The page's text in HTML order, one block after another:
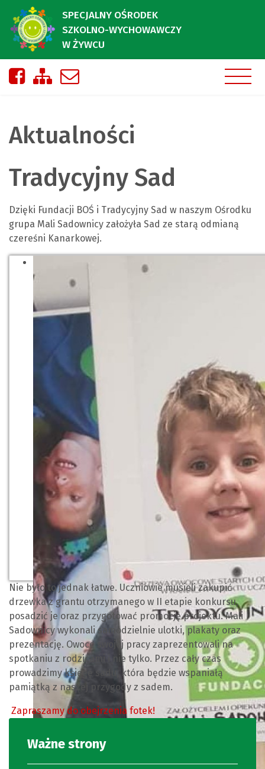
SPECJALNY OŚRODEK
SZKOLNO-WYCHOWAWCZY
W ŻYWCU
Nasza strona na Facebooku
Zobacz mapę strony
Aktualności
Tradycyjny Sad
Dzięki Fundacji BOŚ i Tradycyjny Sad w naszym Ośrodku
grupa Mali Sadownicy założyła Sad ze starą odmianą
czereśni Kanarkowej.
Nie było to jednak łatwe. Uczniowie musieli zakupić
drzewka z grantu otrzymanego w II etapie konkursu,
posadzić je oraz przygotować promocję projektu. Mali
Sadownicy wykonali samodzielnie ulotki, plakaty oraz
prezentację. Owoce swojej pracy zaprezentowali na
spotkaniu z rodzicami i nie tylko. Przez cały czas
prowadzimy księgę sadu, która będzie wspaniałą
pamiątką z naszej przygody z sadem.
Zapraszamy do obejrzenia fotek!
Ważne strony